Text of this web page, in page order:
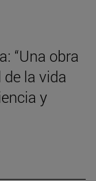
“Una obra
la vida
y